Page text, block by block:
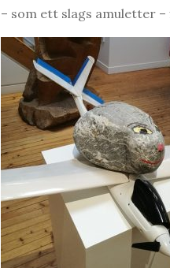
– som ett slags amuletter